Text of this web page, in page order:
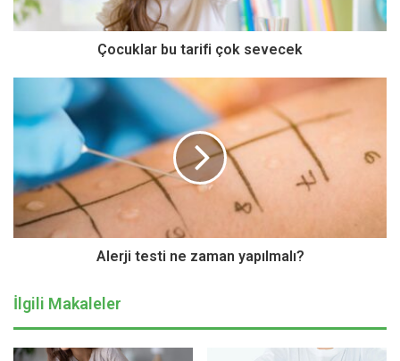
ağır sonuçların da önüne geçilebiliyor” diye konuştu.
Çocuklar bu tarifi çok sevecek
Alerji testi ne zaman yapılmalı?
İlgili Makaleler